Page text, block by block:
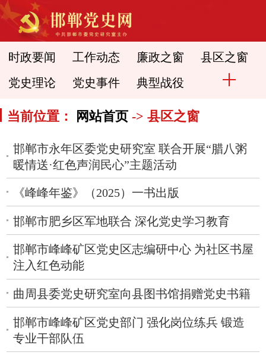
时政要闻 工作动态 廉政之窗 县区之窗
党史理论 党史事件 典型战役
当前位置： 网站首页 -> 县区之窗
邯郸市永年区委党史研究室 联合开展“腊八粥
暖情送·红色声润民心”主题活动
《峰峰年鉴》（2025）一书出版
邯郸市肥乡区军地联合 深化党史学习教育
邯郸市峰峰矿区党史区志编研中心 为社区书屋
注入红色动能
曲周县委党史研究室向县图书馆捐赠党史书籍
邯郸市峰峰矿区党史部门 强化岗位练兵 锻造
专业干部队伍